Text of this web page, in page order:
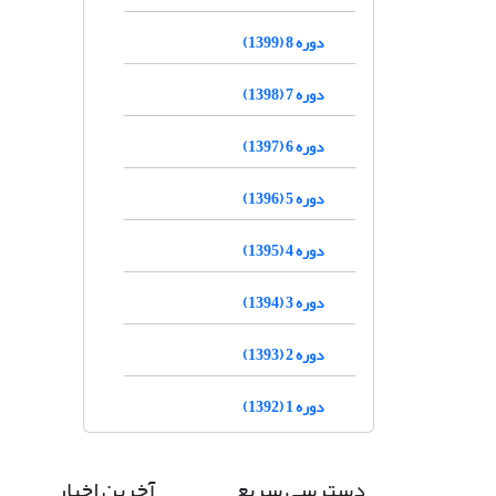
دوره 8 (1399)
دوره 7 (1398)
دوره 6 (1397)
دوره 5 (1396)
دوره 4 (1395)
دوره 3 (1394)
دوره 2 (1393)
دوره 1 (1392)